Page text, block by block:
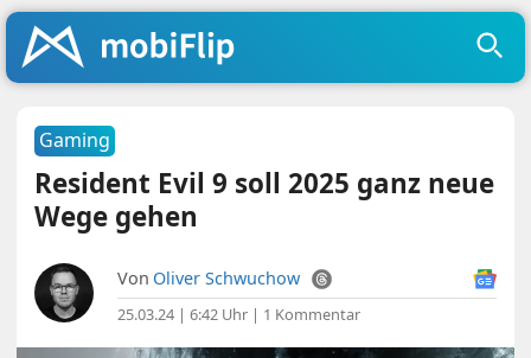
Gaming
Resident Evil 9 soll 2025 ganz neue
Wege gehen
Von Oliver Schwuchow
25.03.24 | 6:42 Uhr | 1 Kommentar